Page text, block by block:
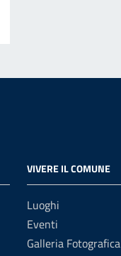
VIVERE IL COMUNE
Luoghi
Eventi
Galleria Fotografica